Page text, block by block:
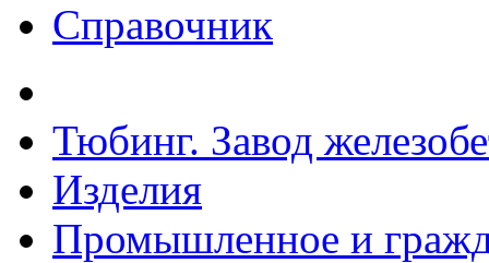
Справочник
Тюбинг. Завод
Изделия
Промышленное и